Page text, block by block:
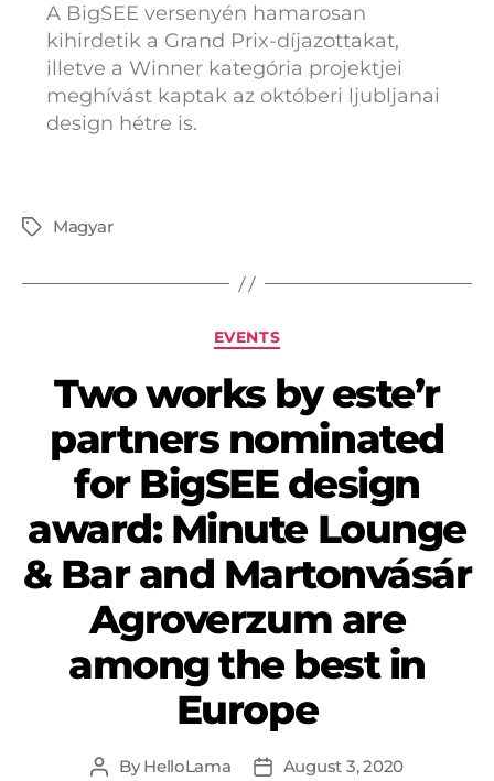
A BigSEE versenyén hamarosan
kihirdetik a Grand Prix-díjazottakat,
illetve a Winner kategória projektjei
meghívást kaptak az októberi ljubljanai
design hétre is.
Magyar
EVENTS
Two works by este’r
partners nominated
for BigSEE design
award: Minute Lounge
& Bar and Martonvásár
Agroverzum are
among the best in
Europe
ByHelloLama August 3, 2020